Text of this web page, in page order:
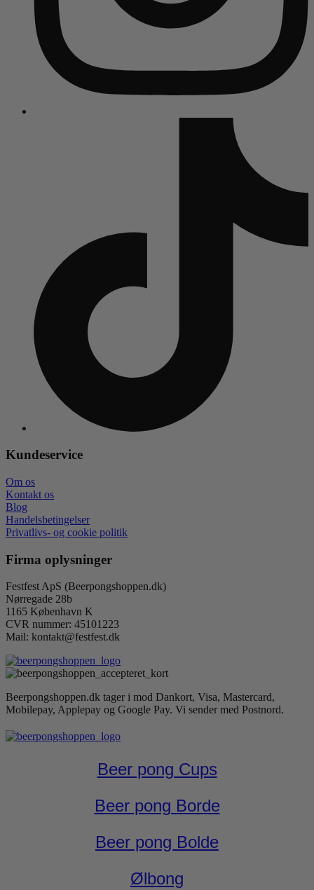
Kundeservice
Om os
Kontakt os
Blog
Handelsbetingelser
Privatlivs- og cookie politik
Firma oplysninger
Festfest ApS (Beerpongshoppen.dk)
Nørregade 28b
1165 København K
CVR nummer: 45101223
Mail: kontakt@festfest.dk
Beerpongshoppen.dk tager i mod Dankort, Visa, Mastercard,
Mobilepay, Applepay og Google Pay. Vi sender med Postnord.
Beer pong Cups
Beer pong Borde
Beer pong Bolde
Ølbong